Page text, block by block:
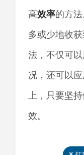
高效率的方
多或少地收
法，不仅可
况，还可以
上，只要坚
效。